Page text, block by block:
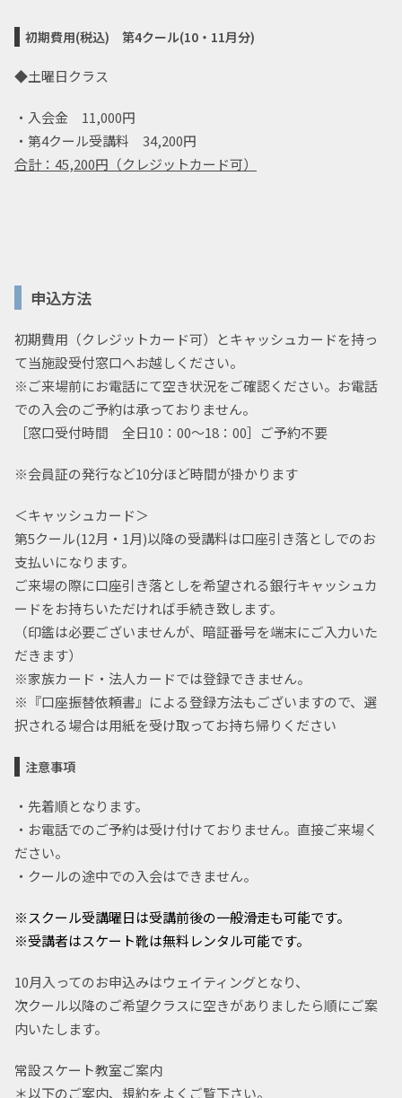
初期費用(税込) 第4クール(10・11月分)
◆土曜日クラス
・入会金 11,000円
・第4クール受講料 34,200円
合計：45,200円（クレジットカード可）
申込方法
初期費用（クレジットカード可）とキャッシュカードを持っ
て当施設受付窓口へお越しください。
※ご来場前にお電話にて空き状況をご確認ください。お電話
での入会のご予約は承っておりません。
［窓口受付時間 全日10：00～18：00］ご予約不要
※会員証の発行など10分ほど時間が掛かります
＜キャッシュカード＞
第5クール(12月・1月)以降の受講料は口座引き落としでのお
支払いになります。
ご来場の際に口座引き落としを希望される銀行キャッシュカ
ードをお持ちいただければ手続き致します。
（印鑑は必要ございませんが、暗証番号を端末にご入力いた
だきます）
※家族カード・法人カードでは登録できません。
※『口座振替依頼書』による登録方法もございますので、選
択される場合は用紙を受け取ってお持ち帰りください
注意事項
・先着順となります。
・お電話でのご予約は受け付けておりません。直接ご来場く
ださい。
・クールの途中での入会はできません。
※スクール受講曜日は受講前後の一般滑走も可能です。
※受講者はスケート靴は無料レンタル可能です。
10月入ってのお申込みはウェイティングとなり、
次クール以降のご希望クラスに空きがありましたら順にご案
内いたします。
常設スケート教室ご案内
＊以下のご案内、規約をよくご覧下さい。